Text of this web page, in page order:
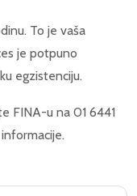
To je vaša
je potpuno
egzistenciju.
FINA-u na 01 6441